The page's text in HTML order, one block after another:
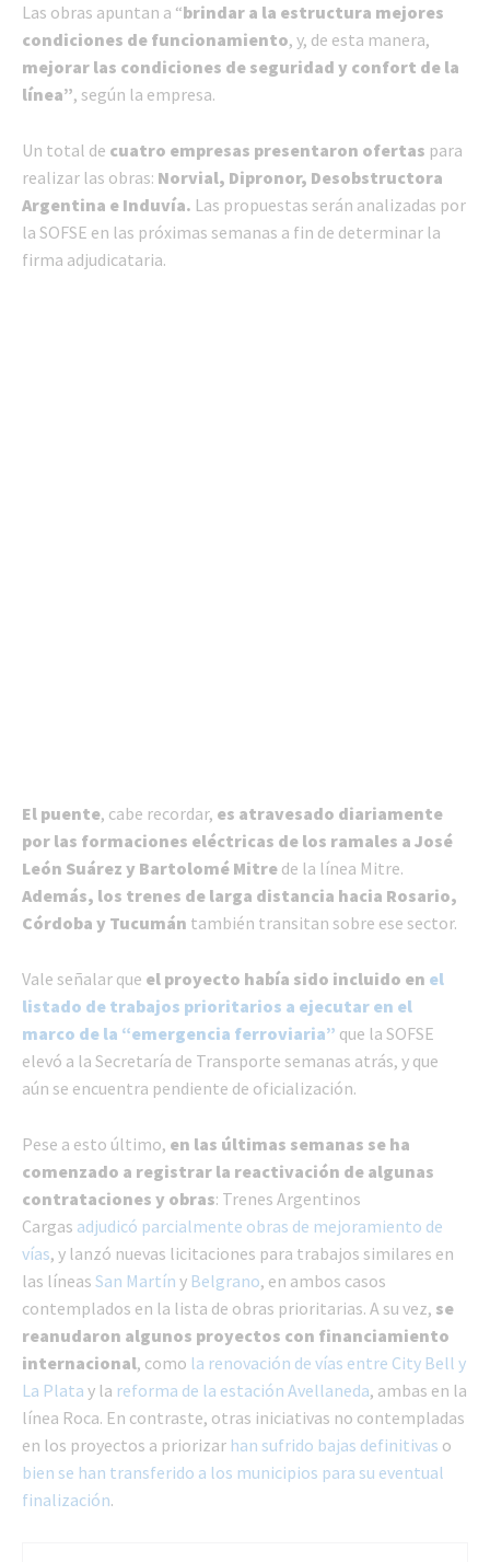
Las obras apuntan a “brindar a la estructura mejores
condiciones de funcionamiento, y, de esta manera,
mejorar las condiciones de seguridad y confort de la
línea”, según la empresa.
Un total de cuatro empresas presentaron ofertas para
realizar las obras: Norvial, Dipronor, Desobstructora
Argentina e Induvía. Las propuestas serán analizadas por
la SOFSE en las próximas semanas a fin de determinar la
firma adjudicataria.
El puente, cabe recordar, es atravesado diariamente
por las formaciones eléctricas de los ramales a José
León Suárez y Bartolomé Mitre de la línea Mitre.
Además, los trenes de larga distancia hacia Rosario,
Córdoba y Tucumán también transitan sobre ese sector.
Vale señalar que el proyecto había sido incluido en el
listado de trabajos prioritarios a ejecutar en el
marco de la “emergencia ferroviaria” que la SOFSE
elevó a la Secretaría de Transporte semanas atrás, y que
aún se encuentra pendiente de oficialización.
Pese a esto último, en las últimas semanas se ha
comenzado a registrar la reactivación de algunas
contrataciones y obras: Trenes Argentinos
Cargas adjudicó parcialmente obras de mejoramiento de
vías, y lanzó nuevas licitaciones para trabajos similares en
las líneas San Martín y Belgrano, en ambos casos
contemplados en la lista de obras prioritarias. A su vez, se
reanudaron algunos proyectos con financiamiento
internacional, como la renovación de vías entre City Bell y
La Plata y la reforma de la estación Avellaneda, ambas en la
línea Roca. En contraste, otras iniciativas no contempladas
en los proyectos a priorizar han sufrido bajas definitivas o
bien se han transferido a los municipios para su eventual
finalización.